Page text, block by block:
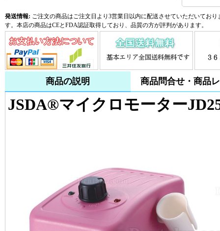
発送情報: ご注文の商品はご注文日より3営業日以内に配送させていただいてお
す。本店の商品はCEとFDA認証取得しており、品質の方が評判があります。
商品の説明 商品問合せ・商品
JSDA®マイクロモーター